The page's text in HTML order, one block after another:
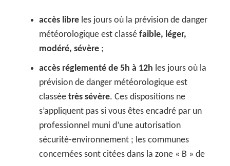
accès libre les jours où la prévision de danger
météorologique est classéfaible, léger,
modéré, sévère ;
accès réglementé de 5h à 12h les jours où la
prévision de danger météorologique est
classéetrès sévère. Ces dispositions ne
s’appliquent pas si vous êtes encadré par un
professionnel muni d’une autorisation
sécurité-environnement ; les communes
concernées sont citées dans la zone « B » de